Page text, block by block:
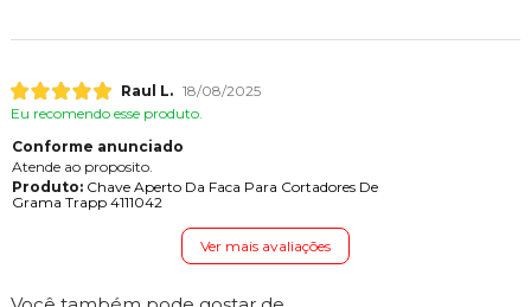
Raul L. 18/08/2025
Eu recomendo esse produto.
Conforme anunciado
Atende ao proposito.
Produto:Chave Aperto Da Faca Para Cortadores De
Grama Trapp 4111042
Ver mais avaliações